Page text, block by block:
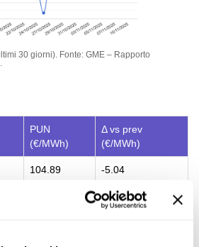
30 giorni). Fonte: GME – Rapporto
PUN
(€/MWh)
Δ vs prev
(€/MWh)
104.89 -5.04
+8.01